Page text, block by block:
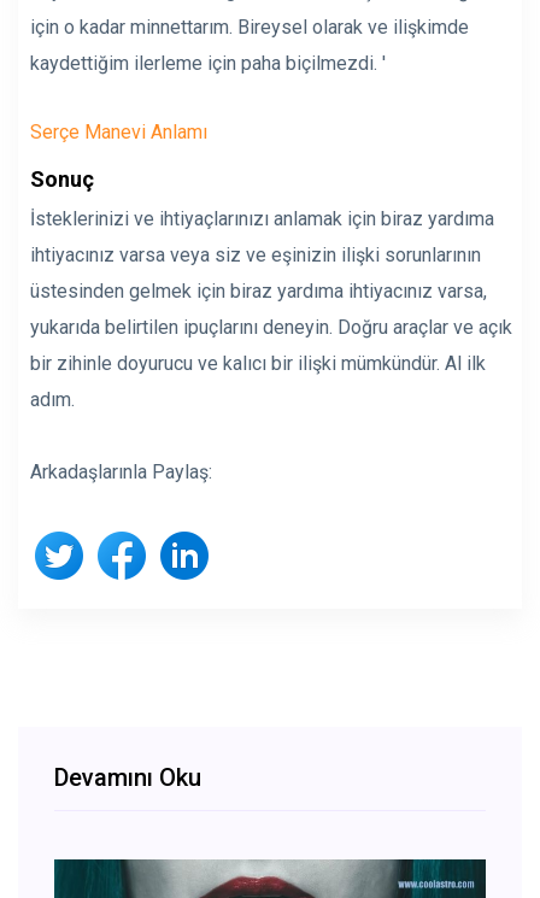
için o kadar minnettarım. Bireysel olarak ve ilişkimde
kaydettiğim ilerleme için paha biçilmezdi. '
Serçe Manevi Anlamı
Sonuç
İsteklerinizi ve ihtiyaçlarınızı anlamak için biraz yardıma
ihtiyacınız varsa veya siz ve eşinizin ilişki sorunlarının
üstesinden gelmek için biraz yardıma ihtiyacınız varsa,
yukarıda belirtilen ipuçlarını deneyin. Doğru araçlar ve açık
bir zihinle doyurucu ve kalıcı bir ilişki mümkündür. Al ilk
adım.
Arkadaşlarınla ​​Paylaş:
Devamını Oku